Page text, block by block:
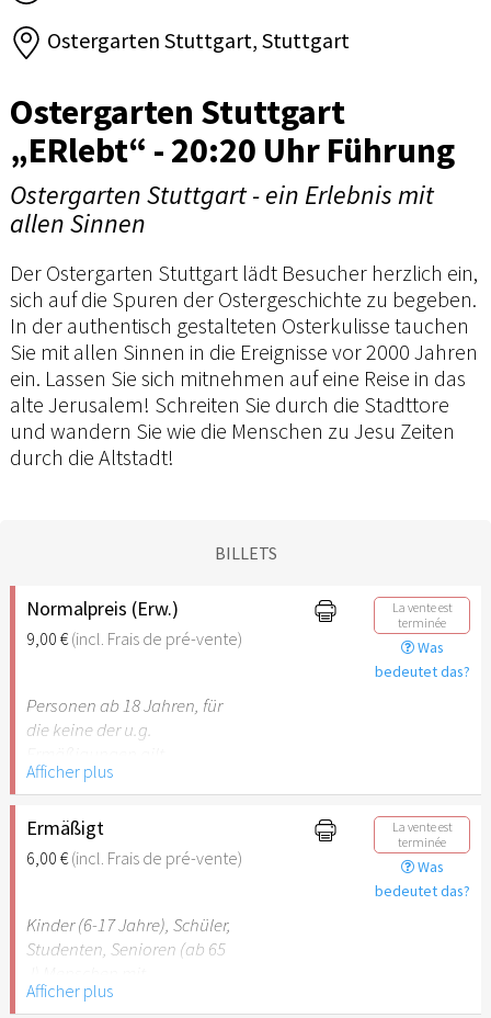
Ostergarten Stuttgart, Stuttgart
Ostergarten Stuttgart
„ERlebt“ - 20:20 Uhr Führung
Ostergarten Stuttgart - ein Erlebnis mit
allen Sinnen
Der Ostergarten Stuttgart lädt Besucher herzlich ein,
sich auf die Spuren der Ostergeschichte zu begeben.
In der authentisch gestalteten Osterkulisse tauchen
Sie mit allen Sinnen in die Ereignisse vor 2000 Jahren
ein. Lassen Sie sich mitnehmen auf eine Reise in das
alte Jerusalem! Schreiten Sie durch die Stadttore
und wandern Sie wie die Menschen zu Jesu Zeiten
durch die Altstadt!
BILLETS
Normalpreis (Erw.)
9,00 €(incl. Frais de pré-vente)
La vente est
terminée
Was
bedeutet das?
Personen ab 18 Jahren, für
die keine der u.g.
Afficher plus
Ermäßigt
6,00 €(incl. Frais de pré-vente)
La vente est
terminée
Was
bedeutet das?
Kinder (6-17 Jahre), Schüler,
Studenten, Senioren (ab 65
Behinderung (ab 50%),
Afficher plus